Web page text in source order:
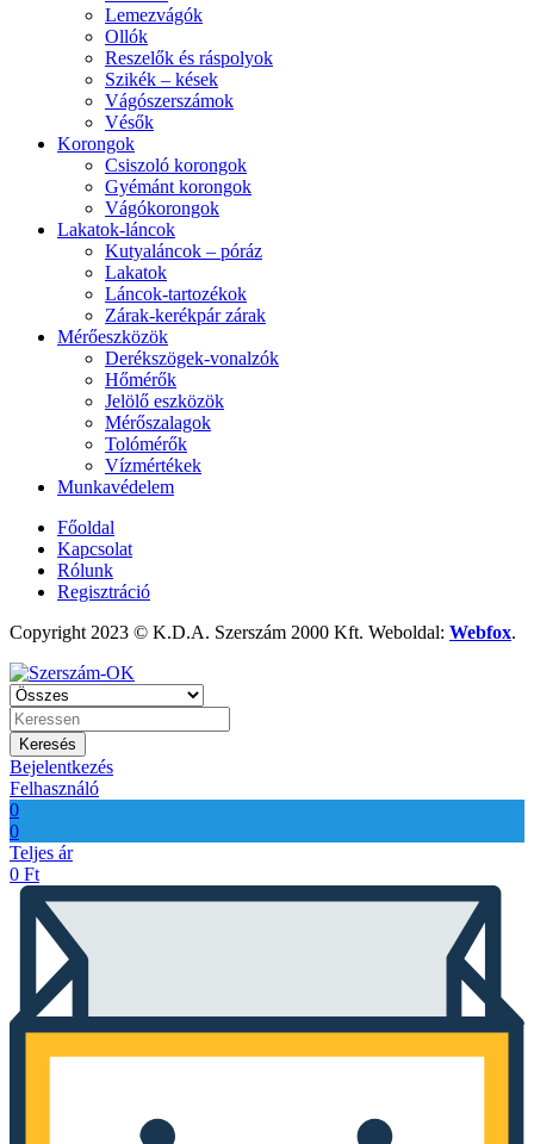
Lemezvágók
Ollók
Reszelők és ráspolyok
Szikék – kések
Vágószerszámok
Vésők
Korongok
Csiszoló korongok
Gyémánt korongok
Vágókorongok
Lakatok-láncok
Kutyaláncok – póráz
Lakatok
Láncok-tartozékok
Zárak-kerékpár zárak
Mérőeszközök
Derékszögek-vonalzók
Hőmérők
Jelölő eszközök
Mérőszalagok
Tolómérők
Vízmértékek
Munkavédelem
Főoldal
Kapcsolat
Rólunk
Regisztráció
Copyright 2023 © K.D.A. Szerszám 2000 Kft. Weboldal: Webfox.
Keresés
Bejelentkezés
Felhasználó
0
0
Teljes ár
0 Ft